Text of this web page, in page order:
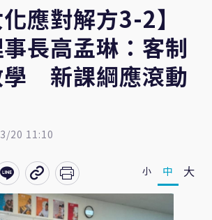
化應對解方3-2】
長高孟琳：客制
學 新課綱應滾動
20 11:10
小 中 大